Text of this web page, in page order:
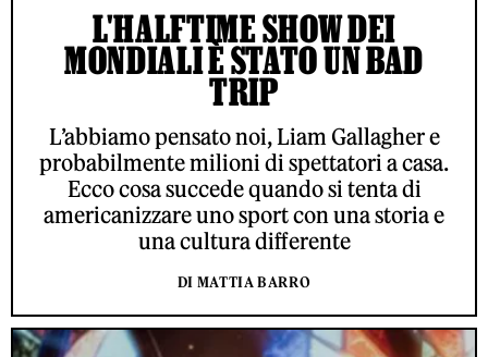
L'HALFTIME SHOW DEI
MONDIALI È STATO UN BAD
TRIP
L’abbiamo pensato noi, Liam Gallagher e
probabilmente milioni di spettatori a casa.
Ecco cosa succede quando si tenta di
americanizzare uno sport con una storia e
una cultura differente
DI MATTIA BARRO